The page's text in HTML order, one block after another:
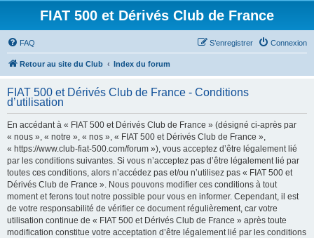
FIAT 500 et Dérivés Club de France
FAQ Connexion
S’enregistrer
Retour au site du Club Index du forum
FIAT 500 et Dérivés Club de France - Conditions
d’utilisation
En accédant à « FIAT 500 et Dérivés Club de France » (désigné ci-après par
« nous », « notre », « nos », « FIAT 500 et Dérivés Club de France »,
« https://www.club-fiat-500.com/forum »), vous acceptez d’être légalement lié
par les conditions suivantes. Si vous n’acceptez pas d’être légalement lié par
toutes ces conditions, alors n’accédez pas et/ou n’utilisez pas « FIAT 500 et
Dérivés Club de France ». Nous pouvons modifier ces conditions à tout
moment et ferons tout notre possible pour vous en informer. Cependant, il est
de votre responsabilité de vérifier ce document régulièrement, car votre
utilisation continue de « FIAT 500 et Dérivés Club de France » après toute
modification constitue votre acceptation d’être légalement lié par les conditions